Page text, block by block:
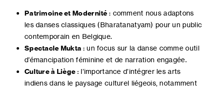
Patrimoine et Modernité : comment nous adaptons
les danses classiques (Bharatanatyam) pour un public
contemporain en Belgique.
Spectacle Mukta : un focus sur la danse comme outil
d’émancipation féminine et de narration engagée.
Culture à Liège : l’importance d’intégrer les arts
indiens dans le paysage culturel liégeois, notamment